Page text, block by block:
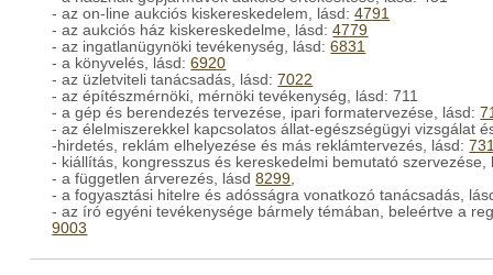
- az on-line aukciós kiskereskedelem, lásd:4791
- az aukciós ház kiskereskedelme, lásd:4779
- az ingatlanügynöki tevékenység, lásd:6831
- a könyvelés, lásd:6920
- az üzletviteli tanácsadás, lásd:7022
- az építészmérnöki, mérnöki tevékenység, lásd: 711
- a gép és berendezés tervezése, ipari formatervezése, lásd:
- az élelmiszerekkel kapcsolatos állat-egészségügyi vizsgálat
-hirdetés, reklám elhelyezése és más reklámtervezés, lásd:
- kiállítás, kongresszus és kereskedelmi bemutató
- a független árverezés, lásd8299,
- a fogyasztási hitelre és adósságra vonatkozó tanácsadás,
- az író egyéni tevékenysége bármely témában, beleértve a
9003